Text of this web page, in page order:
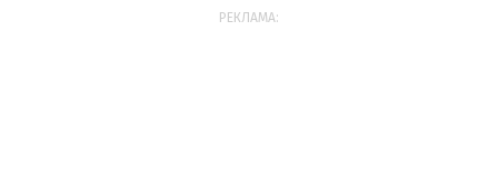
РЕКЛАМА: